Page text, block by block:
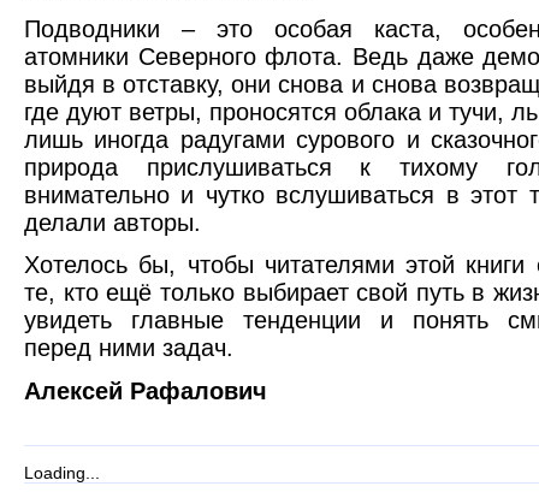
Подводники – это особая каста,
атомники Северного флота. Ведь даже
выйдя в отставку, они снова и снова
где дуют ветры, проносятся облака и тучи,
лишь иногда радугами сурового и
природа прислушиваться к тихому
внимательно и чутко вслушиваться в этот
делали авторы.
Хотелось бы, чтобы читателями этой книги
те, кто ещё только выбирает свой путь в
увидеть главные тенденции и понять
перед ними задач.
Алексей Рафалович
Loading...